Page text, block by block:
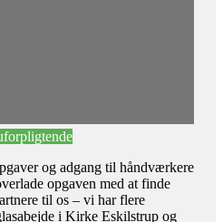
og adgang til håndværkere
opgaven med at finde
til os – vi har flere
i Kirke Eskilstrup og